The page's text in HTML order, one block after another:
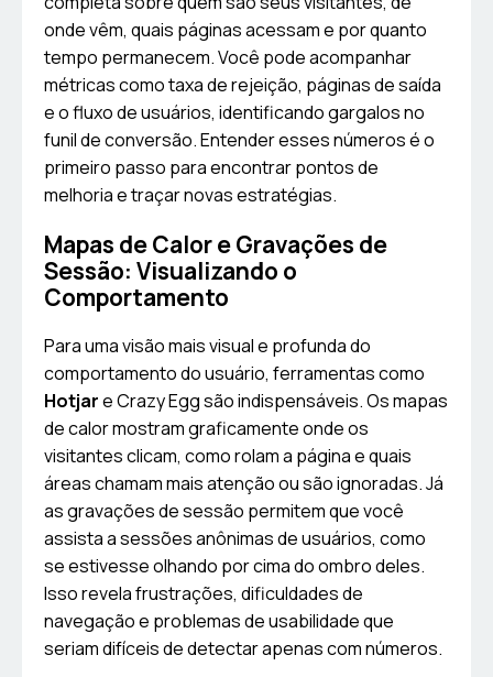
onde vêm, quais páginas acessam e por quanto
tempo permanecem. Você pode acompanhar
métricas como taxa de rejeição, páginas de saída
e o fluxo de usuários, identificando gargalos no
funil de conversão. Entender esses números é o
primeiro passo para encontrar pontos de
melhoria e traçar novas estratégias.
Mapas de Calor e Gravações de
Sessão: Visualizando o
Comportamento
Para uma visão mais visual e profunda do
comportamento do usuário, ferramentas como
Hotjare Crazy Egg são indispensáveis. Os mapas
de calor mostram graficamente onde os
visitantes clicam, como rolam a página e quais
áreas chamam mais atenção ou são ignoradas. Já
as gravações de sessão permitem que você
assista a sessões anônimas de usuários, como
se estivesse olhando por cima do ombro deles.
Isso revela frustrações, dificuldades de
navegação e problemas de usabilidade que
seriam difíceis de detectar apenas com números.